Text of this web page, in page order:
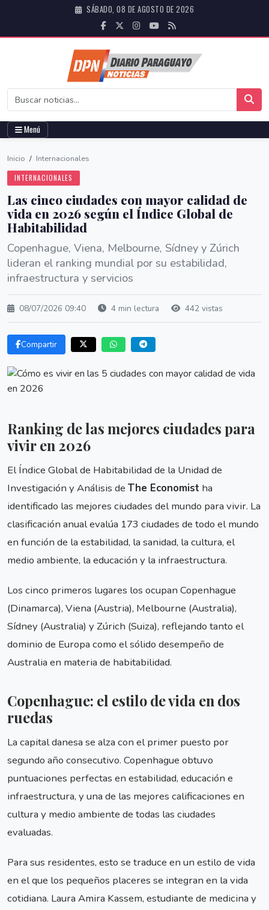
SÁBADO, 08 DE AGOSTO DE 2026
Menú
Inicio / Internacionales
INTERNACIONALES
Las cinco ciudades con mayor calidad de
vida en 2026 según el Índice Global de
Habitabilidad
Copenhague, Viena, Melbourne, Sídney y Zúrich
lideran el ranking mundial por su estabilidad,
infraestructura y servicios
08/07/2026 09:40 4 min lectura 442 vistas
Compartir
Ranking de las mejores ciudades para
vivir en 2026
El Índice Global de Habitabilidad de la Unidad de
Investigación y Análisis de The Economist ha
identificado las mejores ciudades del mundo para vivir. La
clasificación anual evalúa 173 ciudades de todo el mundo
en función de la estabilidad, la sanidad, la cultura, el
medio ambiente, la educación y la infraestructura.
Los cinco primeros lugares los ocupan Copenhague
(Dinamarca), Viena (Austria), Melbourne (Australia),
Sídney (Australia) y Zúrich (Suiza), reflejando tanto el
dominio de Europa como el sólido desempeño de
Australia en materia de habitabilidad.
Copenhague: el estilo de vida en dos
ruedas
La capital danesa se alza con el primer puesto por
segundo año consecutivo. Copenhague obtuvo
puntuaciones perfectas en estabilidad, educación e
infraestructura, y una de las mejores calificaciones en
cultura y medio ambiente de todas las ciudades
evaluadas.
Para sus residentes, esto se traduce en un estilo de vida
en el que los pequeños placeres se integran en la vida
cotidiana. Laura Amira Kassem, estudiante de medicina y